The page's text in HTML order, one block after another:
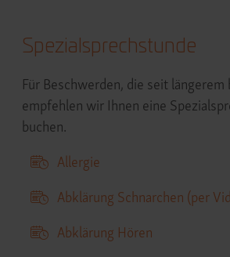
Spezialsprechstunde
Für Beschwerden, die seit längerem
empfehlen wir Ihnen eine
buchen.
Allergie
Abklärung Schnarchen (per
Abklärung Hören